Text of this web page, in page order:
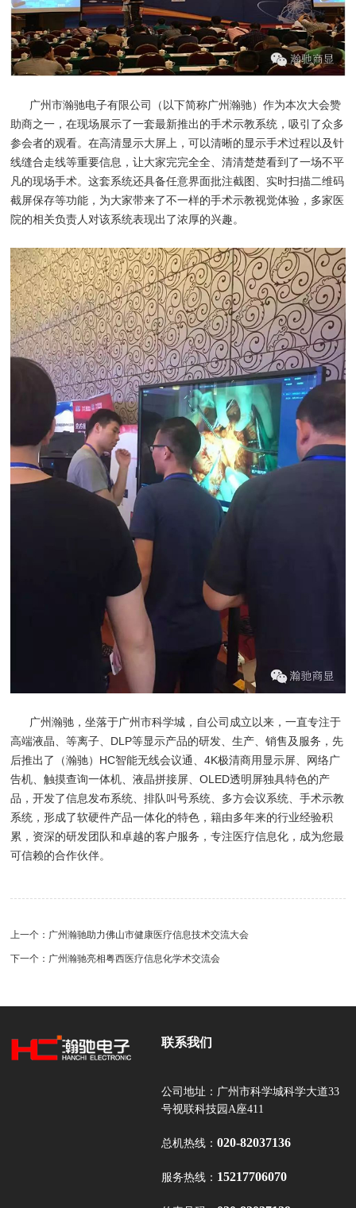
广州市瀚驰电子有限公司（以下简称广州瀚驰）作为本次大会赞
助商之一，在现场展示了一套最新推出的手术示教系统，吸引了众多
参会者的观看。在高清显示大屏上，可以清晰的显示手术过程以及针
线缝合走线等重要信息，让大家完完全全、清清楚楚看到了一场不平
凡的现场手术。这套系统还具备任意界面批注截图、实时扫描二维码
截屏保存等功能，为大家带来了不一样的手术示教视觉体验，多家医
院的相关负责人对该系统表现出了浓厚的兴趣。
广州瀚驰，坐落于广州市科学城，自公司成立以来，一直专注于
高端液晶、等离子、DLP等显示产品的研发、生产、销售及服务，先
后推出了（瀚驰）HC智能无线会议通、4K极清商用显示屏、网络广
告机、触摸查询一体机、液晶拼接屏、OLED透明屏独具特色的产
品，开发了信息发布系统、排队叫号系统、多方会议系统、手术示教
系统，形成了软硬件产品一体化的特色，籍由多年来的行业经验积
累，资深的研发团队和卓越的客户服务，专注医疗信息化，成为您最
可信赖的合作伙伴。
上一个： 广州瀚驰助力佛山市健康医疗信息技术交流大会
下一个： 广州瀚驰亮相粤西医疗信息化学术交流会
联系我们
公司地址：广州市科学城科学大道33
号视联科技园A座411
总机热线： 020-82037136
服务热线： 15217706070